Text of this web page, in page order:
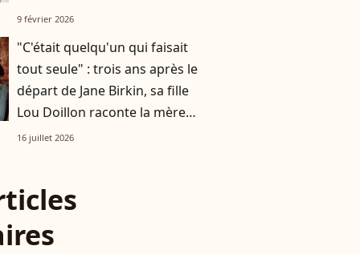
9 février 2026
"C'était quelqu'un qui faisait
tout seule" : trois ans après le
départ de Jane Birkin, sa fille
Lou Doillon raconte la mère
derrière l’icône
16 juillet 2026